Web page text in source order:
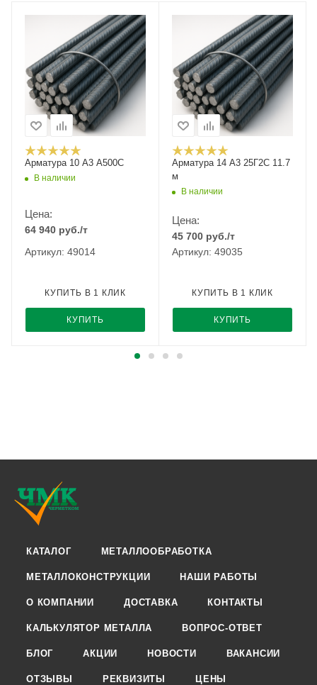
Арматура 10 А3 А500С
В наличии
Цена:
64 940 руб./т
Артикул: 49014
КУПИТЬ
КУПИТЬ В 1 КЛИК
Арматура 14 А3 25Г2С 11.7
м
В наличии
Цена:
45 700 руб./т
Артикул: 49035
КУПИТЬ
КУПИТЬ В 1 КЛИК
КАТАЛОГ МЕТАЛЛООБРАБОТКА
МЕТАЛЛОКОНСТРУКЦИИ НАШИ РАБОТЫ
О КОМПАНИИ ДОСТАВКА КОНТАКТЫ
КАЛЬКУЛЯТОР МЕТАЛЛА ВОПРОС-ОТВЕТ
БЛОГ АКЦИИ НОВОСТИ ВАКАНСИИ
ОТЗЫВЫ РЕКВИЗИТЫ ЦЕНЫ